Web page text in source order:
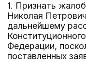
1. Признать
Николая
дальнейшему
Федерации,
поставленных